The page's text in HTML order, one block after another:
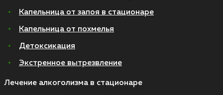
Капельница от запоя в стационаре
Капельница от похмелья
Детоксикация
Экстренное вытрезвление
Лечение алкоголизма в стационаре